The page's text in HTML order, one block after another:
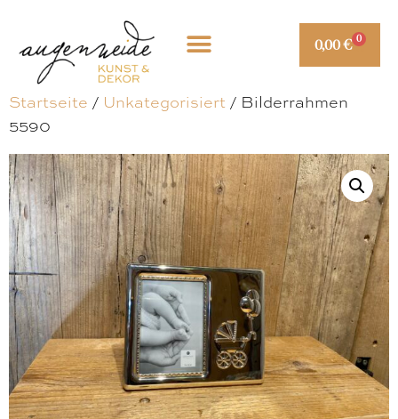
0,00€ 0
Startseite / Unkategorisiert / Bilderrahmen
5590